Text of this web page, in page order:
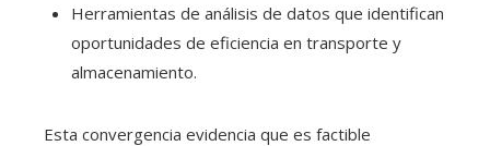
Herramientas de análisis de datos que identifican
oportunidades de eficiencia en transporte y
almacenamiento.
Esta convergencia evidencia que es factible